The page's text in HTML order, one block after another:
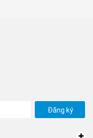
Đăng ký